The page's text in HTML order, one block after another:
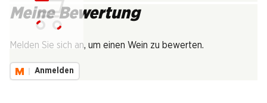
Meine Bewertung
Melden Sie sich an, um einen Wein zu bewerten.
Anmelden